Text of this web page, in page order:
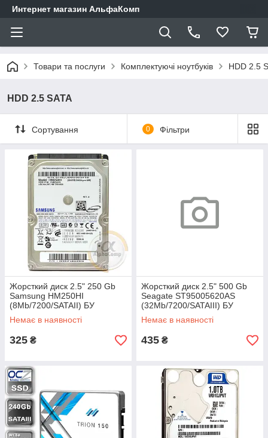
Интернет магазин АльфаКомп
Товари та послуги Комплектуючі ноутбуків HDD 2.5
HDD 2.5 SATA
Сортування 0 Фільтри
Жорсткий диск 2.5" 250 Gb
Samsung HM250HI
(8Mb/7200/SATAII) БУ
Немає в наявності
325 ₴
Жорсткий диск 2.5" 500 Gb
Seagate ST95005620AS
(32Mb/7200/SATAIII) БУ
Немає в наявності
435 ₴